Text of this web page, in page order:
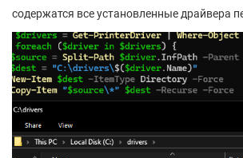
содержатся все установленные драйвера